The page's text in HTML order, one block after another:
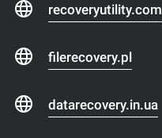
recoveryutility.com
filerecovery.pl
datarecovery.in.ua